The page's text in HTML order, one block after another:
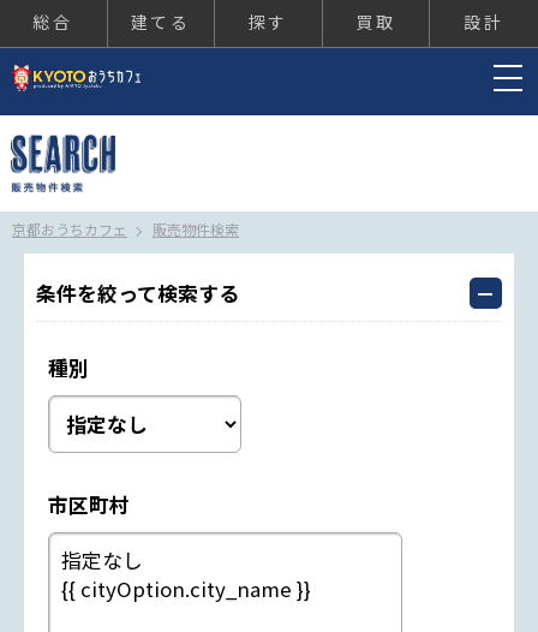
総合 建てる 探す 買取 設計
京都おうちカフェ 販売物件検索
条件を絞って検索する
種別
市区町村